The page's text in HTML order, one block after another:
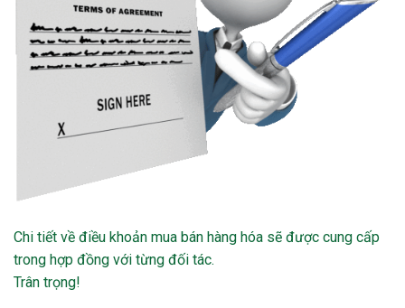
Chi tiết về điều khoản mua bán hàng hóa sẽ được cung cấp
trong hợp đồng với từng đối tác.
Trân trọng!